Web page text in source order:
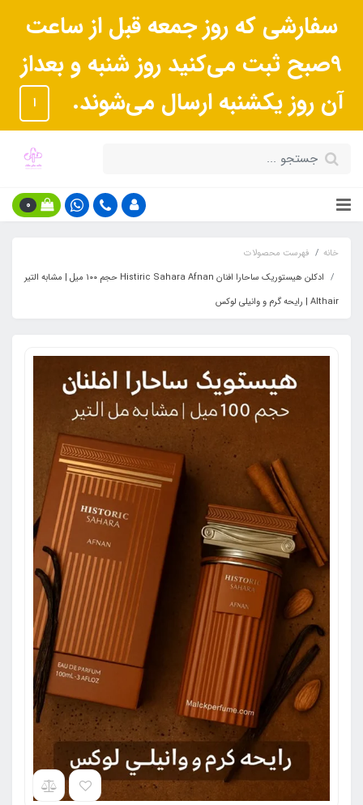
سفارشی که روز جمعه قبل از ساعت
9صبح ثبت می‌کنید روز شنبه و بعداز
آن روز یکشنبه ارسال می‌شوند.
ا
0
خانه
فهرست محصولات
ادکلن هیستوریک ساحارا افنان Histiric Sahara Afnan حجم ۱۰۰ میل | مشابه التیر
Althair | رایحه گرم و وانیلی لوکس